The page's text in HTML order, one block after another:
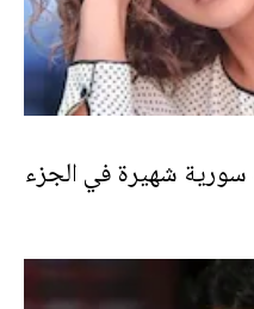
سورية شهيرة في الجزء